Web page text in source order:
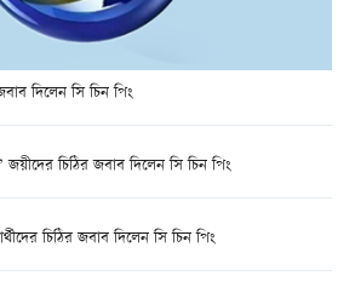
দিলেন সি চিন পিং
চিঠির জবাব দিলেন সি চিন পিং
চিঠির জবাব দিলেন সি চিন পিং